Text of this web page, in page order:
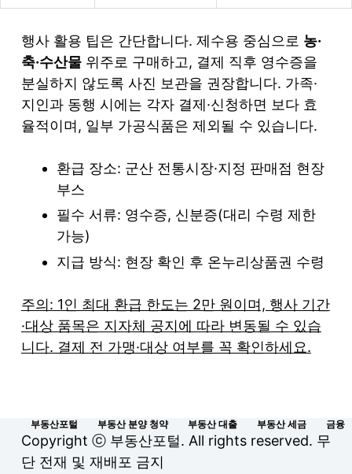
행사 활용 팁은 간단합니다. 제수용 중심으로 농·
축·수산물위주로 구매하고, 결제 직후 영수증을
분실하지 않도록 사진 보관을 권장합니다. 가족·
지인과 동행 시에는 각자 결제·신청하면 보다 효
율적이며, 일부 가공식품은 제외될 수 있습니다.
환급 장소: 군산 전통시장·지정 판매점 현장
부스
필수 서류: 영수증, 신분증(대리 수령 제한
가능)
지급 방식: 현장 확인 후 온누리상품권 수령
주의: 1인 최대 환급 한도는 2만 원이며, 행사 기간
·대상 품목은 지자체 공지에 따라 변동될 수 있습
니다. 결제 전 가맹·대상 여부를 꼭 확인하세요.
부동산포털 부동산 분양 청약 부동산 대출 부동산 세금 금융
Copyright ⓒ 부동산포털. All rights reserved. 무
단 전재 및 재배포 금지